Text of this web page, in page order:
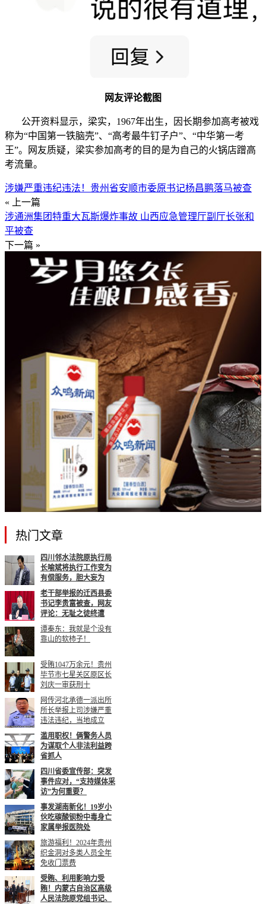
网友评论截图
公开资料显示，梁实，1967年出生，因长期参加高考被戏
称为“中国第一铁脑壳”、“高考最牛钉子户”、“中华第一考
王”。网友质疑，梁实参加高考的目的是为自己的火锅店蹭高
考流量。
涉嫌严重违纪违法！贵州省安顺市委原书记杨昌鹏落马被查
« 上一篇
涉通洲集团特重大瓦斯爆炸事故 山西应急管理厅副厅长张和
平被查
下一篇 »
热门文章
四川邻水法院原执行局
长喻斌将执行工作变为
有偿服务，胆大妄为
老干部举报的迁西县委
书记李贵富被查，网友
评论：无耻之徒终遭
谭秦东：我就是个没有
靠山的软柿子！
受贿1047万余元！贵州
毕节市七星关区原区长
刘庆一审获刑十
网传河北承德一派出所
所长举报上司涉嫌严重
违法违纪，当地成立
滥用职权！俩警务人员
为谋取个人非法利益跨
省抓人
四川省委宣传部：突发
事件应对，“支持媒体采
访”为何重要？
事发湖南新化！19岁小
伙吃碳酸钡粉中毒身亡
家属举报医院处
旅游福利！2024年贵州
织金洞对多类人员全年
免收门票费
受贿、利用影响力受
贿！内蒙古自治区高级
人民法院原党组书记、